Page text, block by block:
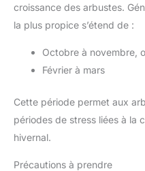
croissance des arbustes.
la plus propice s’étend de :
Octobre à novembre,
Février à mars
Cette période permet aux
périodes de stress liées à la
hivernal.
Précautions à prendre